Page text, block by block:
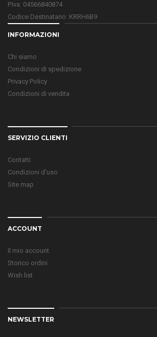
P.Iva: 04566840874
Codice Destinatario: KRRH6B9
INFORMAZIONI
Chi siamo
Condizioni di spedizione
Privacy Policy
Condizioni di vendita
SERVIZIO CLIENTI
Contatti
Condizioni d'uso
Site map
ACCOUNT
Il mio account
Storico ordini
Wish list
NEWSLETTER